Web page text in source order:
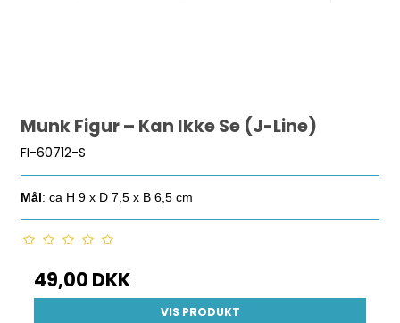
Munk Figur – Kan Ikke Se (J-Line)
FI-60712-S
Mål: ca H 9 x D 7,5 x B 6,5 cm
49,00 DKK
VIS PRODUKT